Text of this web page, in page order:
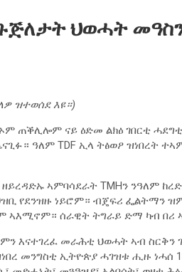
ህወሓት
ዝተወሰደ እዩ።)
ጠቕሊሎም ናይ ዕድመ ልክዕ ገበርቲ
ዓለም TDF ኢላ ትፅወዖ ዝነበረት
ኣምባሳደራት TMHን ንዓለም
የደንዝዙ ነይሮም። ብጄፍሪ ፌልትማን
ኣእሚኖም። ሰራዊት ትግራይ ድማ ካብ በሪ
እናተገረፈ መራሕቲ ህወሓት ኣብ
መንግስቲ ኢትዮጵያ ሓገዝቱ ሒዙ ነሓሰ